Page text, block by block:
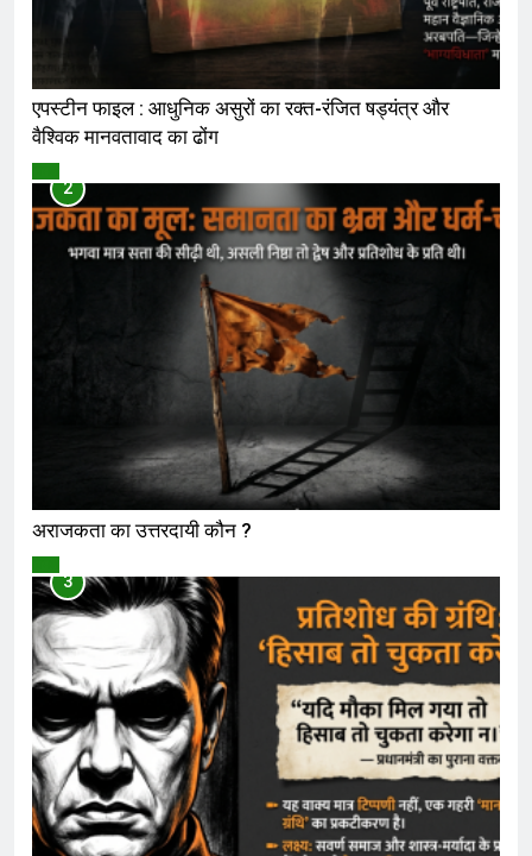
एपस्टीन फाइल : आधुनिक असुरों का रक्त-रंजित षड्यंत्र और
वैश्विक मानवतावाद का ढोंग
2
अराजकता का उत्तरदायी कौन ?
3